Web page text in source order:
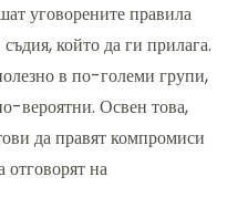
уговорените правила
който да ги прилага.
в по-големи групи,
вероятни. Освен това,
да правят компромиси
отговорят на